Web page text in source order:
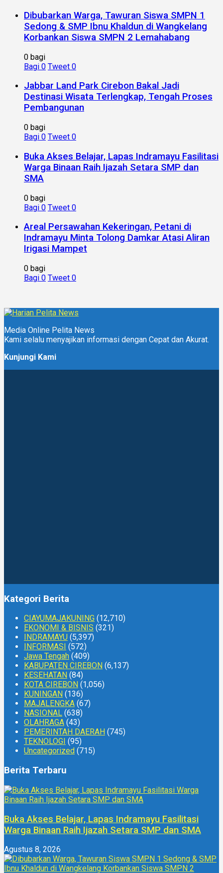
Dibubarkan Warga, Tawuran Siswa SMPN 1
Sedong & SMP Ibnu Khaldun di Wangkelang
Korbankan Siswa SMPN 2 Lemahabang
0 bagi
Bagi 0 Tweet 0
Jabbar Land Park Cirebon Bakal Jadi
Destinasi Wisata Terlengkap, Tengah Proses
Pembangunan
0 bagi
Bagi 0 Tweet 0
Buka Akses Belajar, Lapas Indramayu Fasilitasi
Warga Binaan Raih Ijazah Setara SMP dan
SMA
0 bagi
Bagi 0 Tweet 0
Areal Persawahan Kekeringan, Petani di
Indramayu Minta Tolong Damkar Atasi Aliran
Irigasi Mampet
0 bagi
Bagi 0 Tweet 0
Media Online Pelita News
Kami selalu menyajikan informasi dengan Cepat dan Akurat.
Kunjungi Kami
Kategori Berita
CIAYUMAJAKUNING (12,710)
EKONOMI & BISNIS (321)
INDRAMAYU (5,397)
INFORMASI (572)
Jawa Tengah (409)
KABUPATEN CIREBON (6,137)
KESEHATAN (84)
KOTA CIREBON (1,056)
KUNINGAN (136)
MAJALENGKA (67)
NASIONAL (638)
OLAHRAGA (43)
PEMERINTAH DAERAH (745)
TEKNOLOGI (95)
Uncategorized (715)
Berita Terbaru
Buka Akses Belajar, Lapas Indramayu Fasilitasi
Warga Binaan Raih Ijazah Setara SMP dan SMA
Agustus 8, 2026